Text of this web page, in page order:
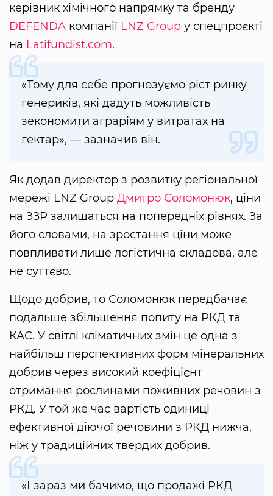
керівник хімічного напрямку та бренду
DEFENDA компанії LNZ Group у спецпроєкті
на Latifundist.com.
«Тому для себе прогнозуємо ріст ринку
генериків, які дадуть можливість
зекономити аграріям у витратах на
гектар», — зазначив він.
Як додав директор з розвитку регіональної
мережі LNZ Group Дмитро Соломонюк, ціни
на ЗЗР залишаться на попередніх рівнях. За
його словами, на зростання ціни може
повпливати лише логістична складова, але
не суттєво.
Щодо добрив, то Соломонюк передбачає
подальше збільшення попиту на РКД та
КАС. У світлі кліматичних змін це одна з
найбільш перспективних форм мінеральних
добрив через високий коефіцієнт
отримання рослинами поживних речовин з
РКД. У той же час вартість одиниці
ефективної діючої речовини з РКД нижча,
ніж у традиційних твердих добрив.
«І зараз ми бачимо, що продажі РКД